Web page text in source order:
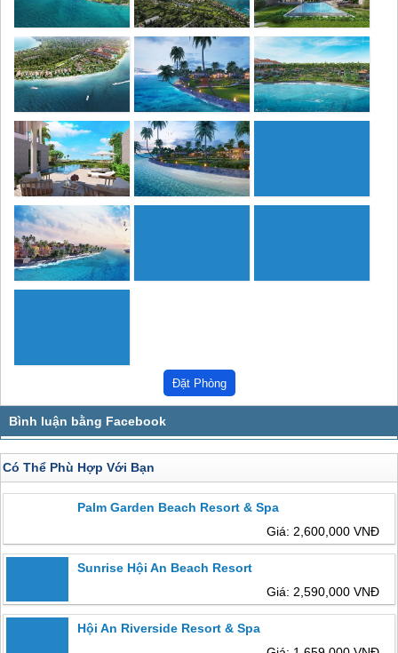
Có Thể Phù Hợp Với Bạn
Palm Garden Beach Resort & Spa
Giá: 2,600,000 VNĐ
Sunrise Hội An Beach Resort
Giá: 2,590,000 VNĐ
Hội An Riverside Resort & Spa